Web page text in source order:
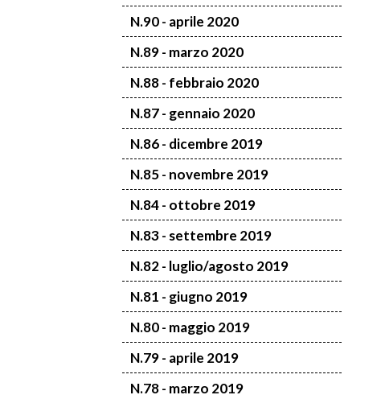
N.90 - aprile 2020
N.89 - marzo 2020
N.88 - febbraio 2020
N.87 - gennaio 2020
N.86 - dicembre 2019
N.85 - novembre 2019
N.84 - ottobre 2019
N.83 - settembre 2019
N.82 - luglio/agosto 2019
N.81 - giugno 2019
N.80 - maggio 2019
N.79 - aprile 2019
N.78 - marzo 2019